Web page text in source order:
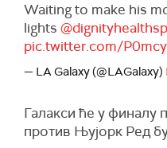
Waiting to make his
lights @dignityhealthsp
pic.twitter.com/
— LA Galaxy (@LAGalaxy)
Галакси ће у финалу
против Њујорк Ред